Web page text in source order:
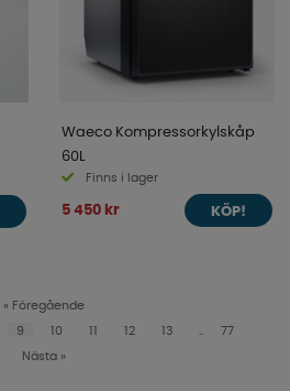
Waeco Kompressorkylskåp
60L
Finns i lager
5 450 kr KÖP!
« Föregående
9 10 11 12 13 77
Nästa »